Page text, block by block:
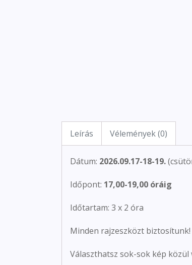
Leírás Vélemények (0)
Dátum: 2026.09.17-18-19.
Időpont: 17,00-19,00 óráig
Időtartam: 3 x 2 óra
Minden rajzeszközt biztosítunk!
Választhatsz sok-sok kép közül